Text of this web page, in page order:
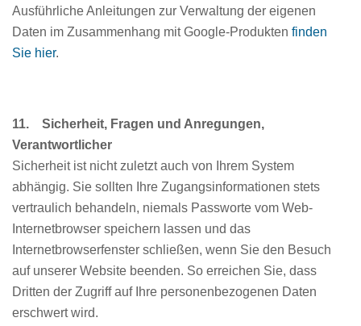
Ausführliche Anleitungen zur Verwaltung der eigenen
Daten im Zusammenhang mit Google-Produkten finden
Sie hier.
11. Sicherheit, Fragen und Anregungen,
Verantwortlicher
Sicherheit ist nicht zuletzt auch von Ihrem System
abhängig. Sie sollten Ihre Zugangsinformationen stets
vertraulich behandeln, niemals Passworte vom Web-
Internetbrowser speichern lassen und das
Internetbrowserfenster schließen, wenn Sie den Besuch
auf unserer Website beenden. So erreichen Sie, dass
Dritten der Zugriff auf Ihre personenbezogenen Daten
erschwert wird.